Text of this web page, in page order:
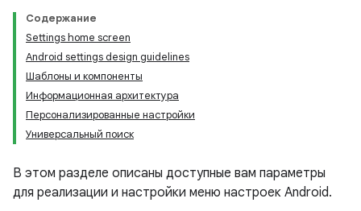
Содержание
Settings home screen
Android settings design guidelines
Шаблоны и компоненты
Информационная архитектура
Персонализированные настройки
Универсальный поиск
В этом разделе описаны доступные вам параметры
для реализации и настройки меню настроек Android.